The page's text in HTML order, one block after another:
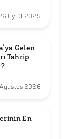
Eylül 2025
Gelen
Tahrip
2026
En